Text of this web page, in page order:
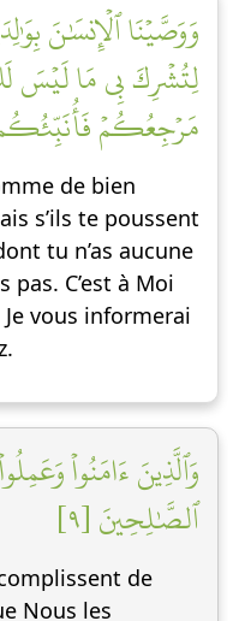
وَوَصَّيۡنَا ٱلۡإِنسَٰنَ
لِتُشۡرِكَ بِي مَا لَيۡسَ
مَرۡجِعُكُمۡ فَأُنَبِّئُكُم
de bien
s’ils te poussent
tu n’as aucune
C’est à Moi
vous informerai
وَٱلَّذِينَ ءَامَنُواْ
ٱلصَّٰلِحِينَ [٩]
de
Nous les